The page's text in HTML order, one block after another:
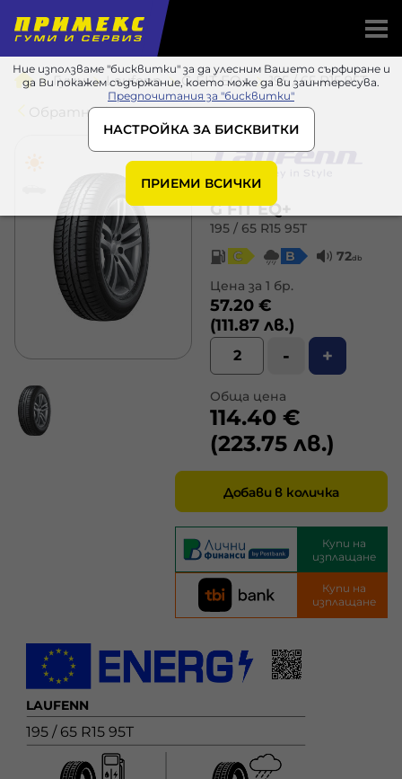
Ние използваме "бисквитки" за да улесним Вашето сърфиране и
да Ви покажем съдържание, което може да ви заинтересува.
Предпочитания за "бисквитки"
НАСТРОЙКА ЗА БИСКВИТКИ
ПРИЕМИ ВСИЧКИ
Гуми Laufenn G FIT EQ+
195 / 65 R15 95T
Обратно в списъка
G FIT EQ+
195 / 65 R15 95T
C
B 72db
Цена за 1 бр.
57.20 €
(111.87 лв.)
- +
Обща цена
114.40 €
(223.75 лв.)
Добави в количка
Купи на
изплащане
Купи на
изплащане
LAUFENN
195 / 65 R15 95T